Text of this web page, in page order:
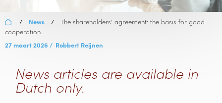
/ News /
The shareholders' agreement: the basis for good
cooperation…
27 maart 2026 / Robbert Reijnen
News articles are available in
Dutch only.